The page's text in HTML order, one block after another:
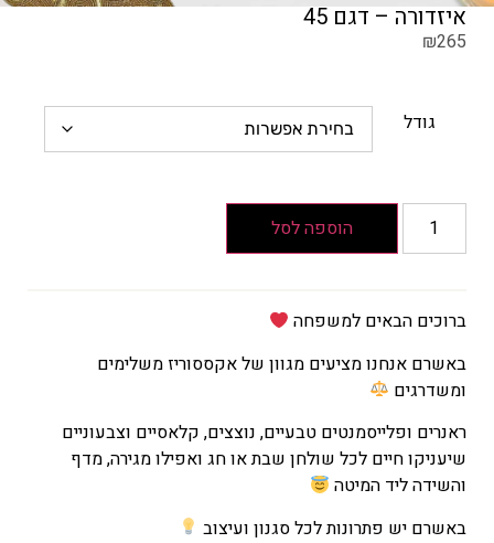
איזדורה – דגם 45
₪265
גודל
הוספה לסל
ברוכים הבאים למשפחה
באשרם אנחנו מציעים מגוון של אקססוריז משלימים
ומשדרגים
ראנרים ופלייסמנטים טבעיים, נוצצים, קלאסיים וצבעוניים
שיעניקו חיים לכל שולחן שבת או חג ואפילו מגירה, מדף
והשידה ליד המיטה
באשרם יש פתרונות לכל סגנון ועיצוב